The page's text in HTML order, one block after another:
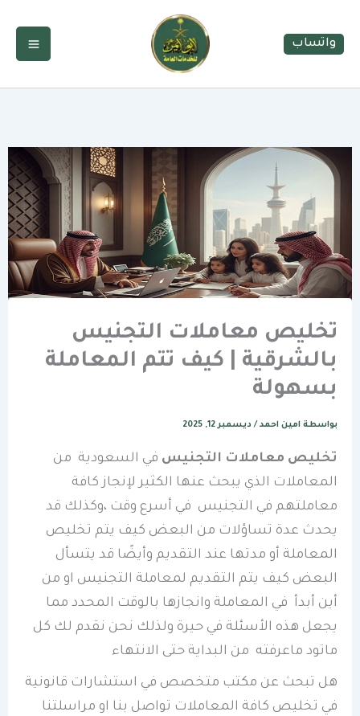
إلى
المحتوى
واتساب
تخليص معاملات التجنيس
بالشرقية | كيف تتم المعاملة
بسهولة
بواسطة امين احمد/ ديسمبر 12, 2025
تخليص معاملات التجنيس في السعودية من
المعاملات الذي يبحث عنها الكثير لإنجاز كافة
معاملتهم في التجنيس في أسرع وقت ،وكذلك قد
يحدث عدة تساؤلات من البعض كيف يتم تخليص
المعاملة أو مدتها عند التقديم وأيضًا قد يتسأل
البعض كيف يتم التقديم لمعاملة التجنيس او من
أين أبدأ في المعاملة وانجازها بالوقت المحدد مما
يجعل هذه الأسئلة في حيرة ولذلك نحن نقدم لك كل
ماتود ماعرفته من البداية حتى الانتهاء
هل تبحث عن مكتب متخصص في استشارات قانونية
في تخليص كافة المعاملات تواصل بنا او مراسلتنا